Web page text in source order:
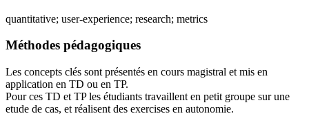
quantitative; user-experience; research; metrics
Méthodes pédagogiques
Les concepts clés sont présentés en cours magistral et mis en
application en TD ou en TP.
Pour ces TD et TP les étudiants travaillent en petit groupe sur une
etude de cas, et réalisent des exercises en autonomie.